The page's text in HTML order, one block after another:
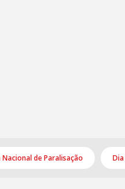
Nacional de Paralisação Dia